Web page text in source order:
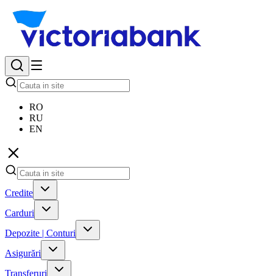
RO
RU
EN
Credite
Carduri
Depozite | Conturi
Asigurări
Transferuri